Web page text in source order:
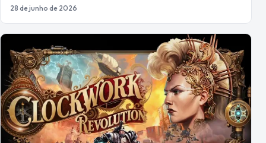
28 de junho de 2026